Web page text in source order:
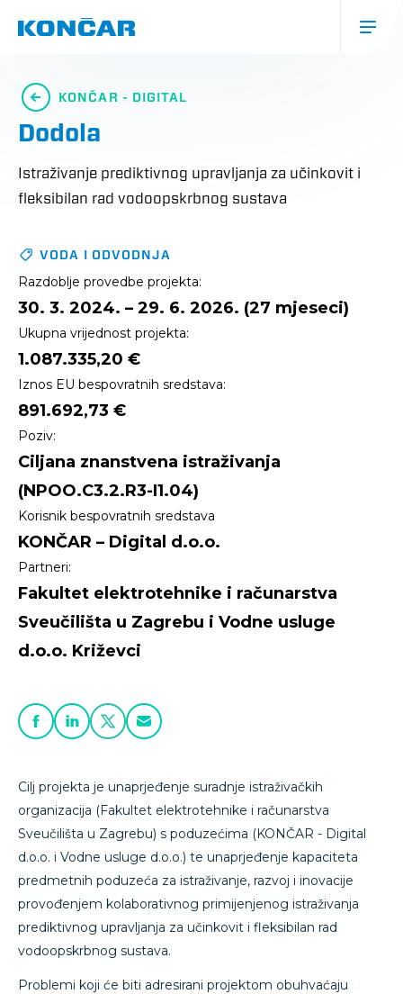
navigacija
(mobile)
KONČAR - DIGITAL
Dodola
Istraživanje prediktivnog upravljanja za učinkovit i
fleksibilan rad vodoopskrbnog sustava
VODA I ODVODNJA
Razdoblje provedbe projekta:
30. 3. 2024. – 29. 6. 2026. (27 mjeseci)
Ukupna vrijednost projekta:
1.087.335,20 €
Iznos EU bespovratnih sredstava:
891.692,73 €
Poziv:
Ciljana znanstvena istraživanja
(NPOO.C3.2.R3-I1.04)
Korisnik bespovratnih sredstava
KONČAR – Digital d.o.o.
Partneri:
Fakultet elektrotehnike i računarstva
Sveučilišta u Zagrebu i Vodne usluge
d.o.o. Križevci
Cilj projekta je unaprjeđenje suradnje istraživačkih
organizacija (Fakultet elektrotehnike i računarstva
Sveučilišta u Zagrebu) s poduzećima (KONČAR - Digital
d.o.o. i Vodne usluge d.o.o.) te unaprjeđenje kapaciteta
predmetnih poduzeća za istraživanje, razvoj i inovacije
provođenjem kolaborativnog primijenjenog istraživanja
prediktivnog upravljanja za učinkovit i fleksibilan rad
vodoopskrbnog sustava.
Problemi koji će biti adresirani projektom obuhvaćaju